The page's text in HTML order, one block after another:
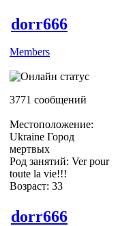
dorr666
Members
3771 сообщений
Местоположение:
Ukraine Город
мертвых
Род занятий: Ver pour
toute la vie!!!
Возраст: 33
dorr666